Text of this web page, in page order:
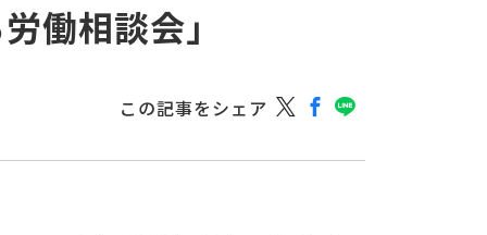
働相談会」
この記事をシェア